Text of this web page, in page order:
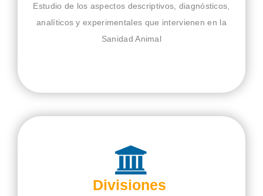
Estudio de los aspectos descriptivos, diagnósticos,
analíticos y experimentales que intervienen en la
Sanidad Animal
Divisiones